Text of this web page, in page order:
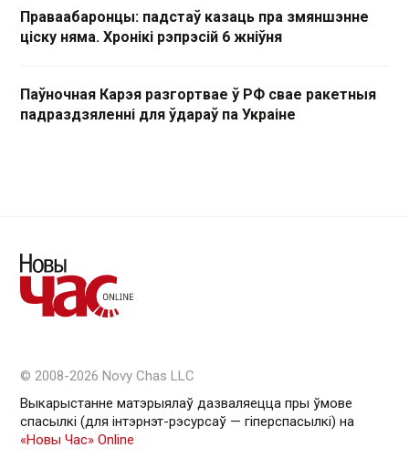
Праваабаронцы: падстаў казаць пра змяншэнне
ціску няма. Хронікі рэпрэсій 6 жніўня
Паўночная Карэя разгортвае ў РФ свае ракетныя
падраздзяленні для ўдараў па Украіне
© 2008-2026 Novy Chas LLC
Выкарыстанне матэрыялаў дазваляецца пры ўмове
спасылкі (для інтэрнэт-рэсурсаў — гiперспасылкi) на
«Новы Час» Online